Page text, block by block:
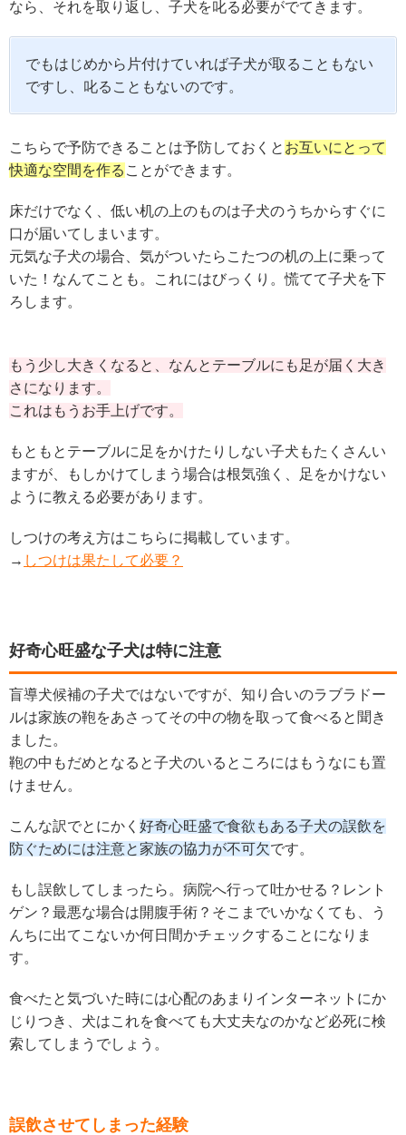
なら、それを取り返し、子犬を叱る必要がでてきます。
でもはじめから片付けていれば子犬が取ることもない
ですし、叱ることもないのです。
こちらで予防できることは予防しておくと お互いにとって
快適な空間を作る ことができます。
床だけでなく、低い机の上のものは子犬のうちからすぐに
口が届いてしまいます。
元気な子犬の場合、気がついたらこたつの机の上に乗って
いた！なんてことも。これにはびっくり。慌てて子犬を下
ろします。
もう少し大きくなると、なんとテーブルにも足が届く大き
さになります。
これはもうお手上げです。
もともとテーブルに足をかけたりしない子犬もたくさんい
ますが、もしかけてしまう場合は根気強く、足をかけない
ように教える必要があります。
しつけの考え方はこちらに掲載しています。
→ しつけは果たして必要？
好奇心旺盛な子犬は特に注意
盲導犬候補の子犬ではないですが、知り合いのラブラドー
ルは家族の鞄をあさってその中の物を取って食べると聞き
ました。
鞄の中もだめとなると子犬のいるところにはもうなにも置
けません。
こんな訳でとにかく 好奇心旺盛で食欲もある子犬の誤飲を
防ぐためには注意と家族の協力が不可欠です。
もし誤飲してしまったら。病院へ行って吐かせる？レント
ゲン？最悪な場合は開腹手術？そこまでいかなくても、う
んちに出てこないか何日間かチェックすることになりま
す。
食べたと気づいた時には心配のあまりインターネットにか
じりつき、犬はこれを食べても大丈夫なのかなど必死に検
索してしまうでしょう。
誤飲させてしまった経験